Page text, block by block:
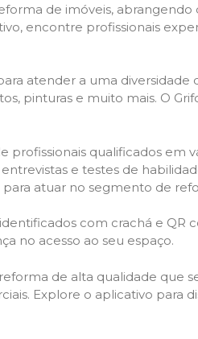
de imóveis,
encontre profissionais
atender a uma diversidade
pinturas e muito mais. O
profissionais qualificados em
e testes de
atuar no segmento de
com crachá e
no acesso ao seu espaço.
de alta qualidade
Explore o aplicativo para